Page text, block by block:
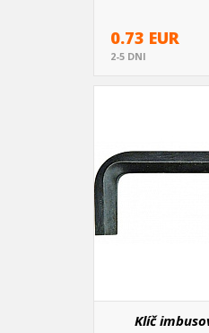
0.73 EUR
2-5 DNI
Klíč